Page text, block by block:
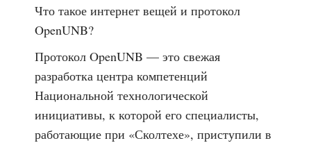
Что такое интернет вещей и протокол
OpenUNB?
Протокол OpenUNB — это свежая
разработка центра компетенций
Национальной технологической
инициативы, к которой его специалисты,
работающие при «Сколтехе», приступили в